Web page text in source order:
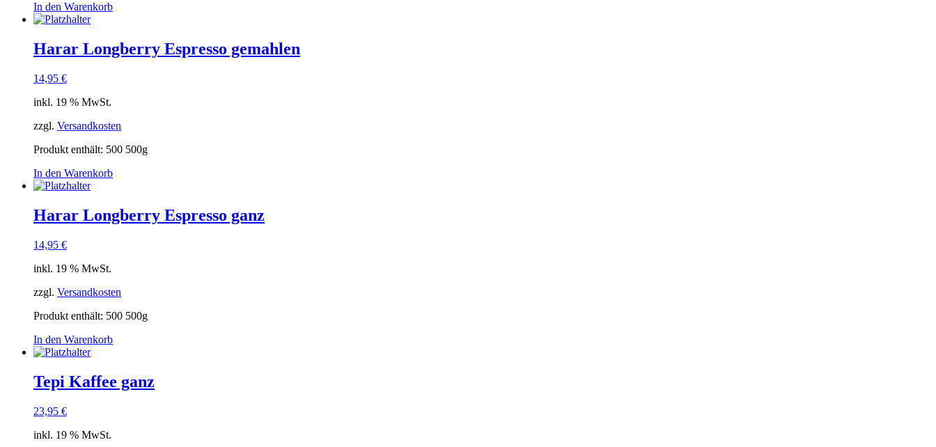
In den Warenkorb
Harar Longberry Espresso gemahlen
14,95 €
inkl. 19 % MwSt.
zzgl. Versandkosten
Produkt enthält: 500 500g
In den Warenkorb
Harar Longberry Espresso ganz
14,95 €
inkl. 19 % MwSt.
zzgl. Versandkosten
Produkt enthält: 500 500g
In den Warenkorb
Tepi Kaffee ganz
23,95 €
inkl. 19 % MwSt.